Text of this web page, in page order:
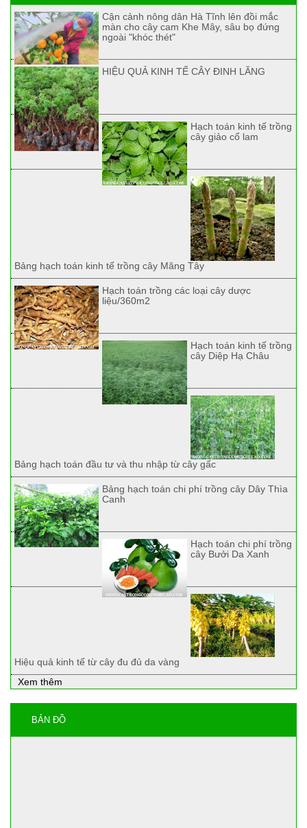
Cận cảnh nông dân Hà Tĩnh lên đồi mắc
màn cho cây cam Khe Mây, sâu bọ đứng
ngoài "khóc thét"
HIỆU QUẢ KINH TẾ CÂY ĐINH LĂNG
Hạch toán kinh tế trồng
cây giảo cổ lam
Bảng hạch toán kinh tế trồng cây Măng Tây
Hạch toán trồng các loại cây dược
liệu/360m2
Hạch toán kinh tế trồng
cây Diệp Hạ Châu
Bảng hạch toán đầu tư và thu nhập từ cây gấc
Bảng hạch toán chi phí trồng cây Dây Thìa
Canh
Hạch toán chi phí trồng
cây Bưởi Da Xanh
Hiệu quả kinh tế từ cây đu đủ da vàng
Xem thêm
BẢN ĐỒ